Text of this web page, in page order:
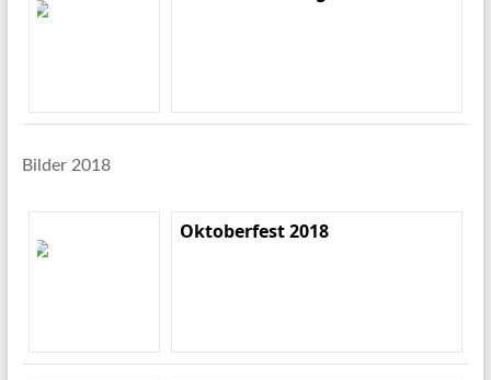
Bilder 2018
Oktoberfest 2018